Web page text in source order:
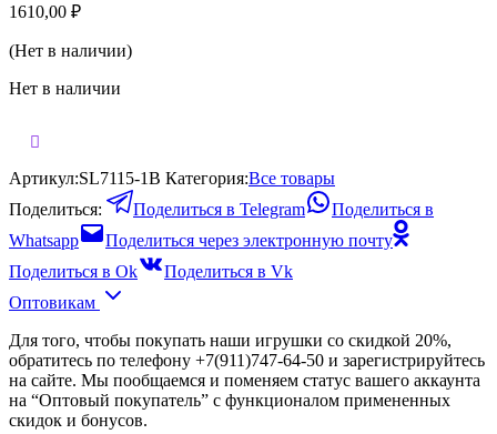
1610,00 ₽
(Нет в наличии)
Нет в наличии
Артикул:SL7115-1B Категория:Все товары
Поделиться:
Поделиться в Telegram
Поделиться в
Whatsapp
Поделиться через электронную почту
Поделиться в Ok
Поделиться в Vk
Оптовикам
Для того, чтобы покупать наши игрушки со скидкой 20%,
обратитесь по телефону +7(911)747-64-50 и зарегистрируйтесь
на сайте. Мы пообщаемся и поменяем статус вашего аккаунта
на “Оптовый покупатель” с функционалом примененных
скидок и бонусов.